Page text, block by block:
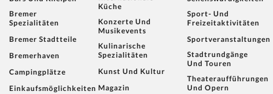
Bremer
Spezialitäten
Bremer Stadtteile
Bremerhaven
Campingplätze
Einkaufsmöglichkeiten
Küche
Konzerte Und
Musikevents
Kulinarische
Spezialitäten
Kunst Und Kultur
Magazin
Sport- Und
Freizeitaktivitäten
Sportveranstaltungen
Stadtrundgänge
Und Touren
Theateraufführungen
Und Opern